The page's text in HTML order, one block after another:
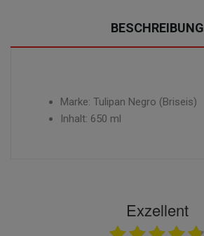
BESCHREIBUNG
Marke: Tulipan Negro (Briseis)
Inhalt: 650 ml
Exzellent